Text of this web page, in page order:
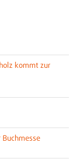
kommt zur
Buchmesse